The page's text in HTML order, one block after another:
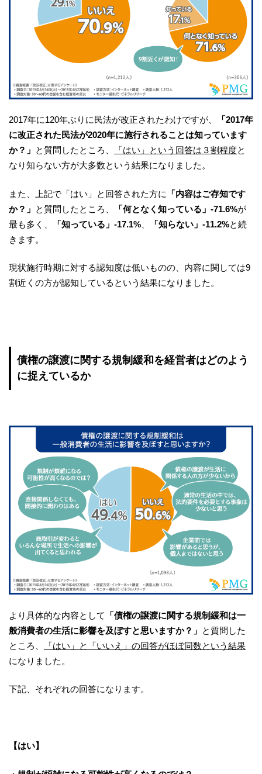
2017年に120年ぶりに民法が改正されたわけですが、
「2017年
に改正された民法が2020年に施行されることは知っています
か？」 と質問したところ、 「はい」という回答は３割程度と
なり知らない方が大多数という結果になりました。
また、上記で「はい」と回答された方に
「内容はご存知です
か？」 と質問したところ、 「何となく知っている」-71.6%が
最も多く、
「知っている」-17.1% 「知らない」-11.2%と続
きます。
現状施行時期に対する認知度は低いものの、内容に関しては9
割近くの方が認知しているという結果になりました。
債権の譲渡に関する規制緩和を経営者はどのよう
に捉えているか
より具体的な内容として
「債権の譲渡に関する規制緩和は一
般消費者の生活に影響を及ぼすと思いますか？」 と質問した
ところ、
「はい」と「いいえ」の回答がほぼ同数という結果
になりました。
下記、それぞれの回答になります。
【はい】